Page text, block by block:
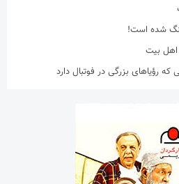
شده است!
اهل بیت
که رؤیاهای بزرگی در فوتبال دارد